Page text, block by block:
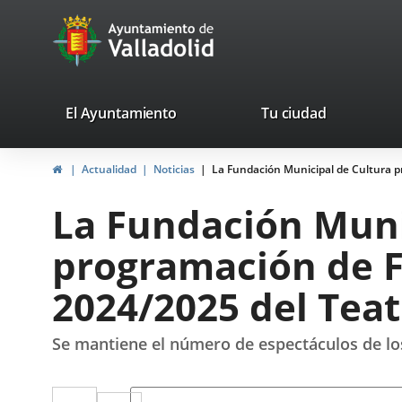
Portal
Web
Ayuntamiento
de
valladolid.es
El Ayuntamiento Tu ciudad
InicioActualidad Noticias La Fundación Municipal de Cultura
La Fundación
programación de
2024/2025 del
Se mantiene el número de espectáculos de